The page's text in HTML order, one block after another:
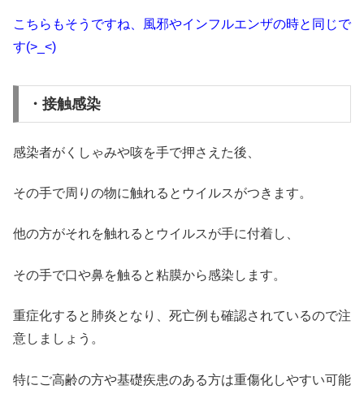
こちらもそうですね、風邪やインフルエンザの時と同じで
す(>_<)
・接触感染
感染者がくしゃみや咳を手で押さえた後、
その手で周りの物に触れるとウイルスがつきます。
他の方がそれを触れるとウイルスが手に付着し、
その手で口や鼻を触ると粘膜から感染します。
重症化すると肺炎となり、死亡例も確認されているので注
意しましょう。
特にご高齢の方や基礎疾患のある方は重傷化しやすい可能